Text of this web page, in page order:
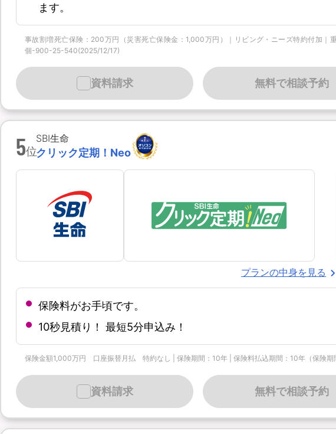
ます。
事故割増死亡保険：200万円（災害死亡保険金：1,000万円）｜リビング・ニーズ特約付加
個-900-25-540(2025/12/17)
無料で相談予約
資料請求
5位
SBI生命
クリック定期！Neo
プランの中身を見る
保険料がお手頃です。
10秒見積り！ 最短5分申込み！
保険金額1,000万円 口座振替月払 特約なし | 保険期間：10年 | 保険料払込期間：10年（保険
無料で相談予約
資料請求